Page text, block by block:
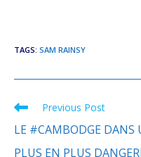
TAGS: SAM RAINSY
Read
more
Previous Post
LE #CAMBODGE DANS
PLUS EN PLUS